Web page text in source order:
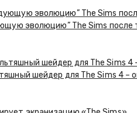
эволюцию” The Sims после
шейдер для The Sims 4 –